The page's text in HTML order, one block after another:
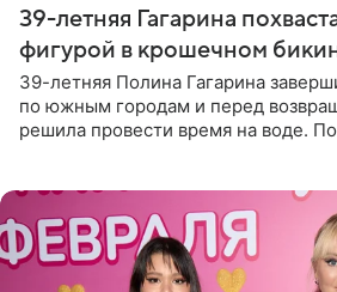
39-летняя Гагарина
фигурой в крошечном
39-летняя Полина Гагарина
по южным городам и перед
решила провести время на воде.